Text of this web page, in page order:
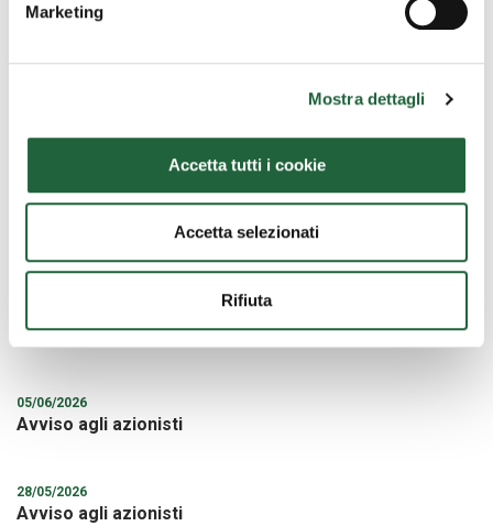
Marketing
Mostra dettagli
Accetta tutti i cookie
Accetta selezionati
Rifiuta
Avviso agli azionisti
Ultime news
30/06/2026
Avviso agli azionisti: Modifica della Denominazione
Notice to the Shareholders
05/06/2026
Avviso agli azionisti
28/05/2026
Avviso agli azionisti